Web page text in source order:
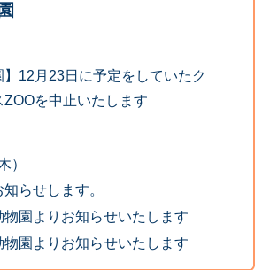
】12月23日に予定をしていたク
ZOOを中止いたします
）
らせします。
物園よりお知らせいたします
物園よりお知らせいたします